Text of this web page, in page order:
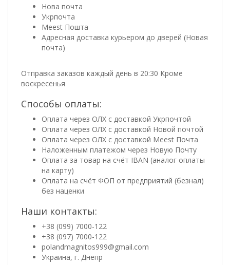
Нова почта
Укрпочта
Meest Пошта
Адресная доставка курьером до дверей (Новая
почта)
Отправка заказов каждый день в 20:30 Кроме
воскресенья
Способы оплаты:
Оплата через ОЛХ с доставкой Укрпочтой
Оплата через ОЛХ с доставкой Новой почтой
Оплата через ОЛХ с доставкой Meest Почта
Наложенным платежом через Новую Почту
Оплата за товар на счёт IBAN (аналог оплаты
на карту)
Оплата на счёт ФОП от предприятий (безнал)
без наценки
Наши контакты:
+38 (099) 7000-122
+38 (097) 7000-122
polandmagnitos999@gmail.com
Украина, г. Днепр